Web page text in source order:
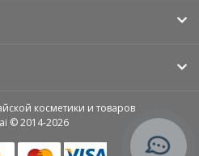
косметики и товаров
© 2014-2026